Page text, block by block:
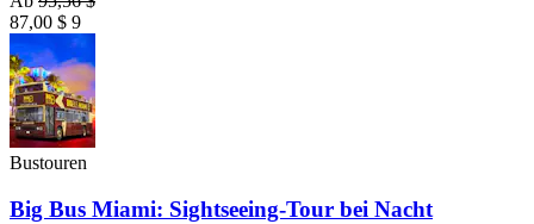
87,00 $ 9
Bustouren
Big Bus Miami: Sightseeing-Tour bei Nacht